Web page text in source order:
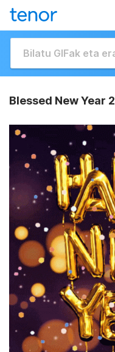
Blessed New Year